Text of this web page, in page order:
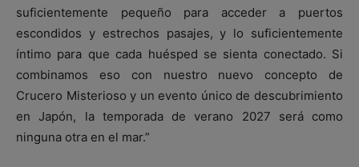
suficientemente pequeño para acceder a puertos
escondidos y estrechos pasajes, y lo suficientemente
íntimo para que cada huésped se sienta conectado. Si
combinamos eso con nuestro nuevo concepto de
Crucero Misterioso y un evento único de descubrimiento
en Japón, la temporada de verano 2027 será como
ninguna otra en el mar.”